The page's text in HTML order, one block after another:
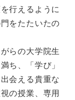
行えるように
をたたいたの
らの大学院生
ち、「学び」
会える貴重な
の授業、専用